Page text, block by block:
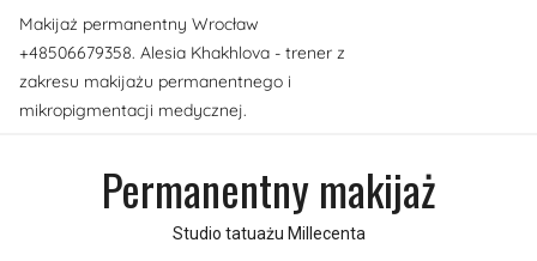
Przejdź
do
treści
Makijaż permanentny Wrocław
+48506679358. Alesia Khakhlova - trener z
zakresu makijażu permanentnego i
mikropigmentacji medycznej.
Permanentny makijaż
Studio tatuażu Millecenta